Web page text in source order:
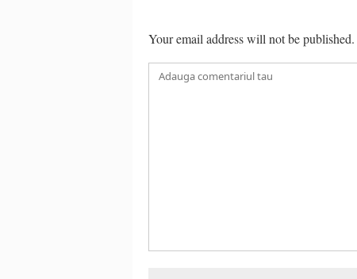
Your email address will not be published.